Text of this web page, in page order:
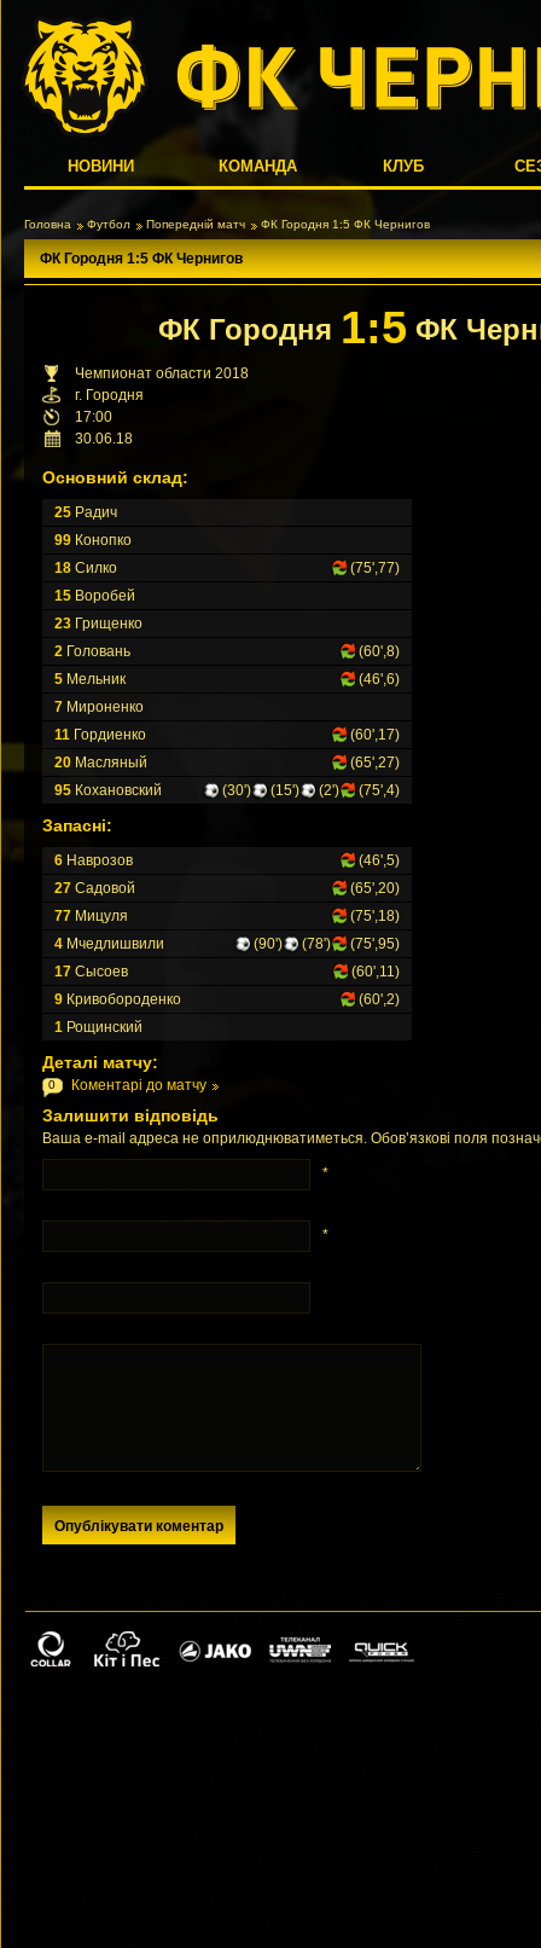
НОВИНИ КОМАНДА КЛУБ
Головна Футбол Попередній матч ФК Городня 1:5 ФК Чернигов
ФК Городня 1:5 ФК Чернигов
ФК Городня 1:5 ФК
Чемпионат области 2018
г. Городня
17:00
30.06.18
Основний склад:
25 Радич
99 Конопко
18 Силко
(75',77)
15 Воробей
23 Грищенко
2 Головань
(60',8)
5 Мельник
(46',6)
7 Мироненко
11 Гордиенко
(60',17)
20 Масляный
(65',27)
95 Кохановский (75',4)
(2')
(15')
(30')
Запасні:
6 Наврозов
(46',5)
27 Садовой
(65',20)
77 Мицуля
(75',18)
4 Мчедлишвили (75',95)
(78')
(90')
17 Сысоев
(60',11)
9 Кривобороденко
(60',2)
1 Рощинский
Деталі матчу:
0 Коментарі до матчу
Залишити відповідь
Ваша e-mail адреса не оприлюднюватиметься. Обов’язкові поля
*
*